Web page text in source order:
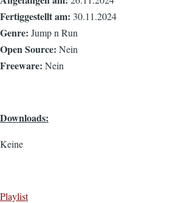
Fertiggestellt am: 30.11.2024
Genre: Jump n Run
Open Source: Nein
Freeware: Nein
Downloads:
Keine
Playlist